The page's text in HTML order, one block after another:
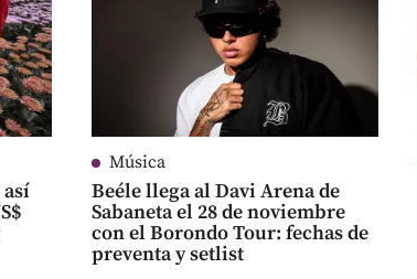
Música
Beéle llega al Davi Arena de
Sabaneta el 28 de noviembre
con el Borondo Tour: fechas de
preventa y setlist